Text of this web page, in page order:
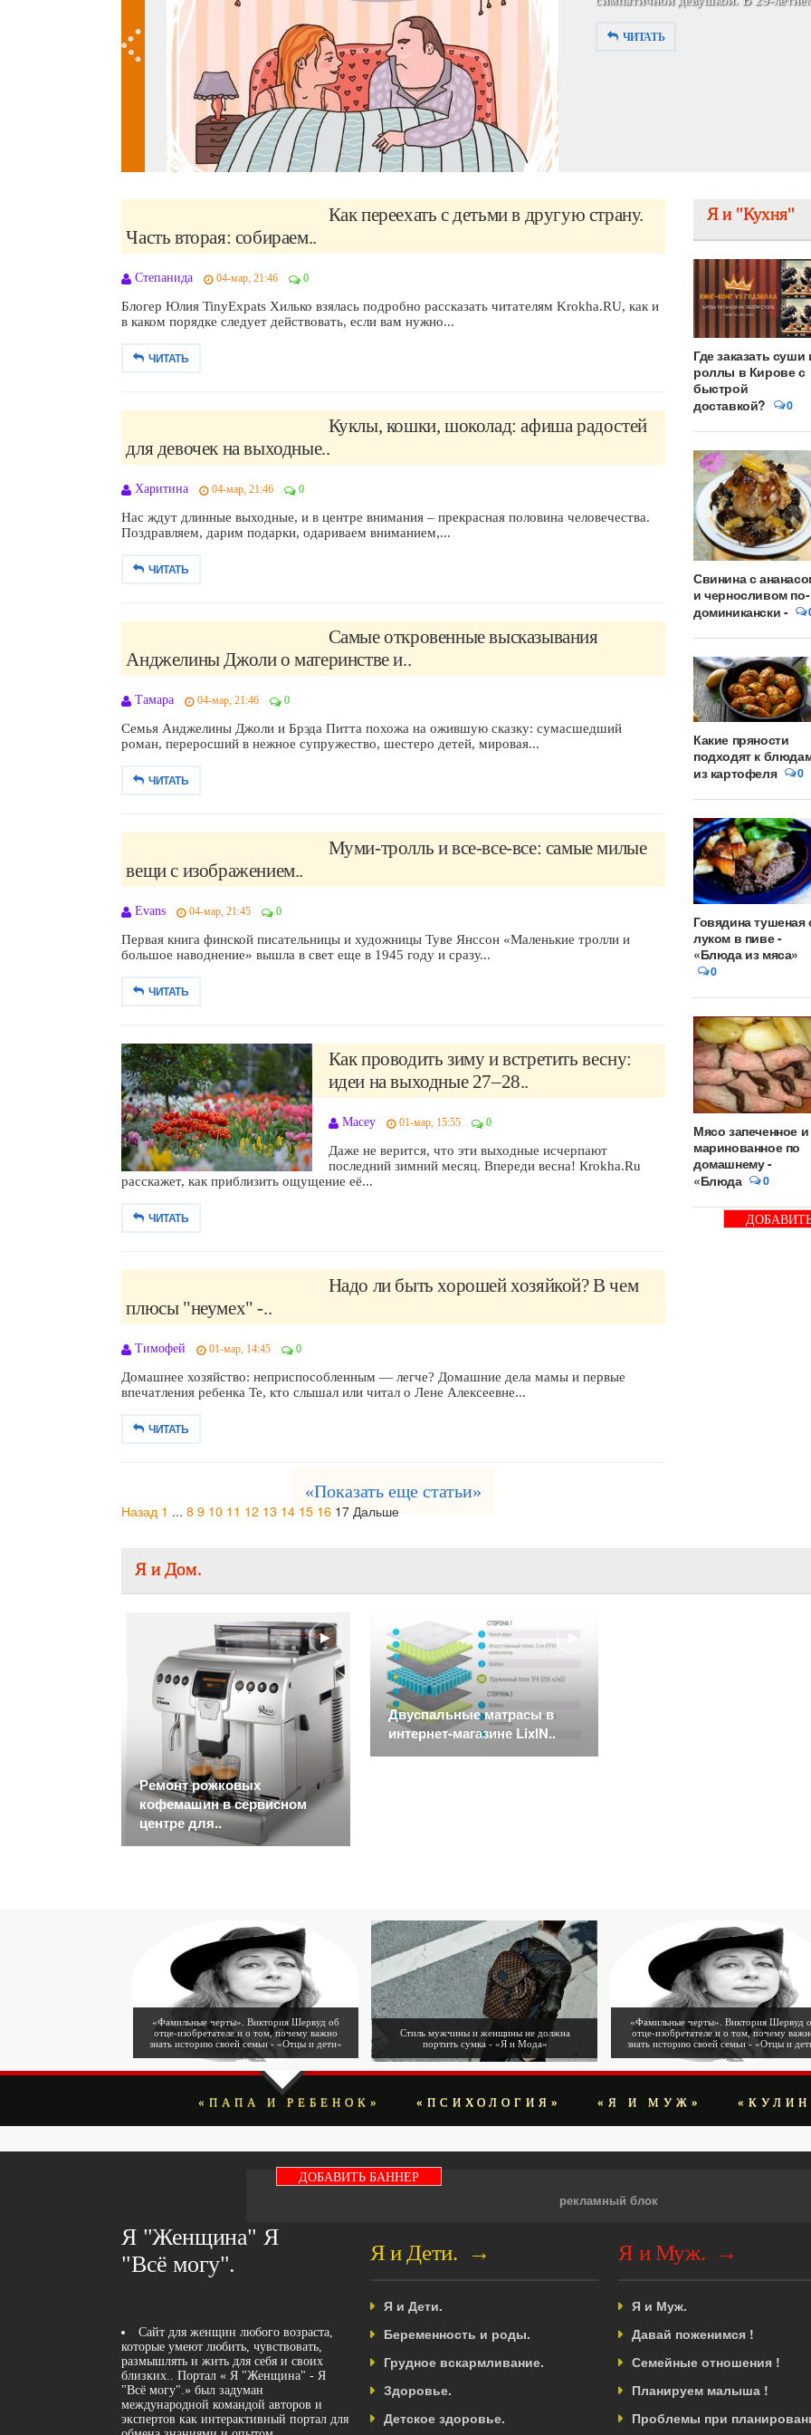
ЧИТАТЬ
Как переехать с детьми в другую страну.
Часть вторая: собираем..
Степанида 04-мар, 21:46 0
Блогер Юлия TinyExpats Хилько взялась подробно рассказать читателям Krokha.RU, как и
в каком порядке следует действовать, если вам нужно...
ЧИТАТЬ
Куклы, кошки, шоколад: афиша радостей
для девочек на выходные..
Харитина 04-мар, 21:46 0
Нас ждут длинные выходные, и в центре внимания – прекрасная половина человечества.
Поздравляем, дарим подарки, одариваем вниманием,...
ЧИТАТЬ
Самые откровенные высказывания
Анджелины Джоли о материнстве и..
Тамара 04-мар, 21:46 0
Семья Анджелины Джоли и Брэда Питта похожа на ожившую сказку: сумасшедший
роман, переросший в нежное супружество, шестеро детей, мировая...
ЧИТАТЬ
Муми-тролль и все-все-все: самые милые
вещи с изображением..
Evans 04-мар, 21:45 0
Первая книга финской писательницы и художницы Туве Янссон «Маленькие тролли и
большое наводнение» вышла в свет еще в 1945 году и сразу...
ЧИТАТЬ
Как проводить зиму и встретить весну:
идеи на выходные 27–28..
Macey 01-мар, 15:55 0
Даже не верится, что эти выходные исчерпают
последний зимний месяц. Впереди весна! Кrokha.Ru
расскажет, как приблизить ощущение её...
ЧИТАТЬ
Надо ли быть хорошей хозяйкой? В чем
плюсы "неумех" -..
Тимофей 01-мар, 14:45 0
Домашнее хозяйство: неприспособленным — легче? Домашние дела мамы и первые
впечатления ребенка Те, кто слышал или читал о Лене Алексеевне...
ЧИТАТЬ
«Показать еще статьи»
Назад 1 ... 8 9 10 11 12 13 14 15 16 17 Дальше
Я и "Кухня"
Где заказать суши
роллы в Кирове с
быстрой
доставкой?
0
Свинина с
и черносливом по-
доминикански -
Какие пряности
подходят к
из картофеля
0
Говядина тушеная
луком в пиве -
«Блюда из мяса»
0
Мясо запеченное и
маринованное по
домашнему -
«Блюда
0
Я и Дом.
Ремонт рожковых
кофемашин в сервисном
центре для..
Двуспальные матрасы в
интернет-магазине LixIN..
«Фамильные черты». Виктория Шервуд об
отце-изобретателе и о том, почему важно
знать историю своей семьи - «Отцы и дети»
Стиль мужчины и женщины не должна
портить сумка - «Я и Мода»
«Фамильные черты». Виктория Шервуд
отце-изобретателе и о том, почему
знать историю своей семьи - «Отцы и
«ПАПА И РЕБЕНОК» «ПСИХОЛОГИЯ» «Я И МУЖ»
ДОБАВИТЬ БАННЕР
рекламный блок
Я "Женщина" Я
"Всё могу".
Сайт для женщин любого возраста,
которые умеют любить, чувствовать,
размышлять и жить для себя и своих
близких.. Портал « Я "Женщина" - Я
"Всё могу".» был задуман
международной командой авторов и
экспертов как интерактивный портал для
Я и Дети. →
Я и Дети.
Беременность и роды.
Грудное вскармливание.
Здоровье.
Детское здоровье.
Я и Муж. →
Я и Муж.
Давай поженимся !
Семейные отношения !
Планируем малыша !
Проблемы при